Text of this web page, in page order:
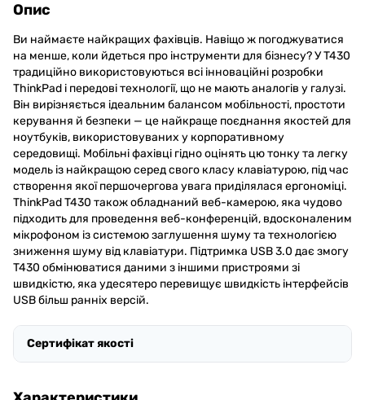
Опис
Ви наймаєте найкращих фахівців. Навіщо ж погоджуватися
на менше, коли йдеться про інструменти для бізнесу? У T430
традиційно використовуються всі інноваційні розробки
ThinkPad і передові технології, що не мають аналогів у галузі.
Він вирізняється ідеальним балансом мобільності, простоти
керування й безпеки — це найкраще поєднання якостей для
ноутбуків, використовуваних у корпоративному
середовищі. Мобільні фахівці гідно оцінять цю тонку та легку
модель із найкращою серед свого класу клавіатурою, під час
створення якої першочергова увага приділялася ергономіці.
ThinkPad T430 також обладнаний веб-камерою, яка чудово
підходить для проведення веб-конференцій, вдосконаленим
мікрофоном із системою заглушення шуму та технологією
зниження шуму від клавіатури. Підтримка USB 3.0 дає змогу
T430 обмінюватися даними з іншими пристроями зі
швидкістю, яка удесятеро перевищує швидкість інтерфейсів
USB більш ранніх версій.
Сертифікат якості